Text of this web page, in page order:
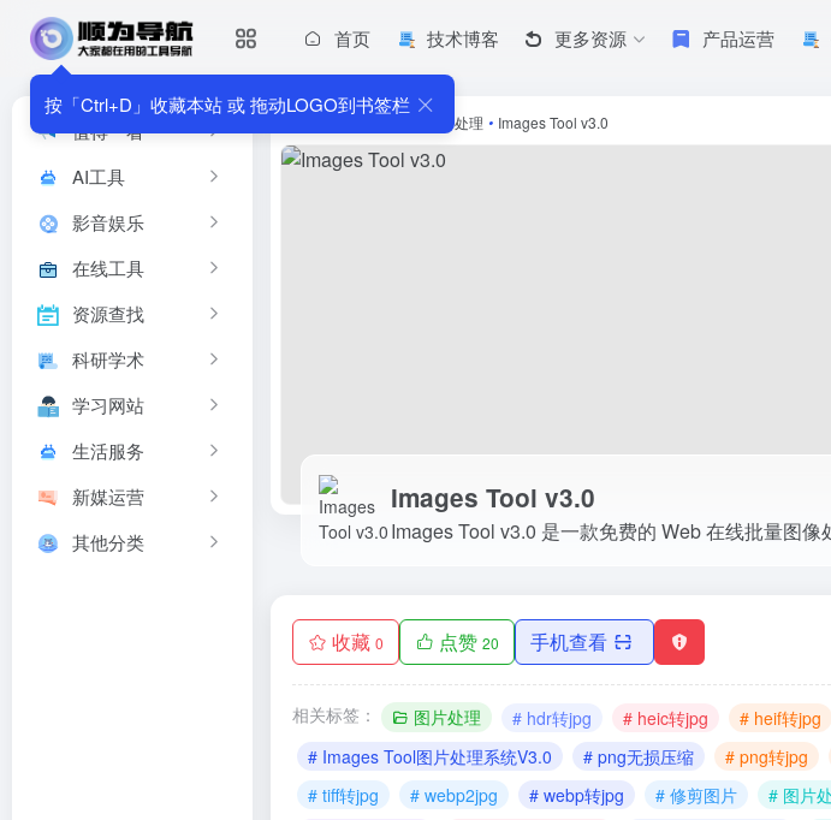
按「Ctrl+D」收藏本站 或 拖动LOGO到书签栏
首页 技术博客 更多资源 产品运营
值得一看
AI工具
影音娱乐
在线工具
资源查找
科研学术
学习网站
生活服务
新媒运营
其他分类
图片处理 • Images Tool v3.0
Images Tool v3.0
收藏 0 点赞 20 手机查看
相关标签： 图片处理 # hdr转jpg # heic转jpg # heif转jpg
# Images Tool图片处理系统V3.0
# png无损压缩 # png转jpg
# tiff转jpg
# webp2jpg # webp转jpg # 修剪图片 # 图片
Images Tool v3.0
Images Tool v3.0 是一款免费的 Web 在线批量图像处理工具，出发点是为了更方便的处理图片。因为就转换